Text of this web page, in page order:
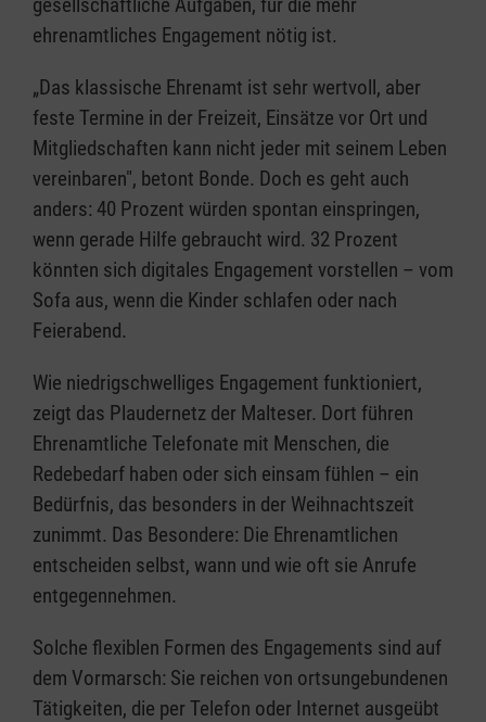
ehrenamtliches Engagement nötig ist.
„Das klassische Ehrenamt ist sehr wertvoll, aber
feste Termine in der Freizeit, Einsätze vor Ort und
Mitgliedschaften kann nicht jeder mit seinem Leben
vereinbaren", betont Bonde. Doch es geht auch
anders: 40 Prozent würden spontan einspringen,
wenn gerade Hilfe gebraucht wird. 32 Prozent
könnten sich digitales Engagement vorstellen – vom
Sofa aus, wenn die Kinder schlafen oder nach
Feierabend.
Wie niedrigschwelliges Engagement funktioniert,
zeigt das Plaudernetz der Malteser. Dort führen
Ehrenamtliche Telefonate mit Menschen, die
Redebedarf haben oder sich einsam fühlen – ein
Bedürfnis, das besonders in der Weihnachtszeit
zunimmt. Das Besondere: Die Ehrenamtlichen
entscheiden selbst, wann und wie oft sie Anrufe
entgegennehmen.
Solche flexiblen Formen des Engagements sind auf
dem Vormarsch: Sie reichen von ortsungebundenen
Tätigkeiten, die per Telefon oder Internet ausgeübt